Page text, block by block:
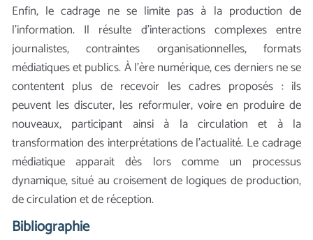
Enfin, le cadrage ne se limite pas à la production de
l’information. Il résulte d’interactions complexes entre
journalistes, contraintes organisationnelles, formats
médiatiques et publics. À l’ère numérique, ces derniers ne se
contentent plus de recevoir les cadres proposés : ils
peuvent les discuter, les reformuler, voire en produire de
nouveaux, participant ainsi à la circulation et à la
transformation des interprétations de l’actualité. Le cadrage
médiatique apparait dès lors comme un processus
dynamique, situé au croisement de logiques de production,
de circulation et de réception.
Bibliographie